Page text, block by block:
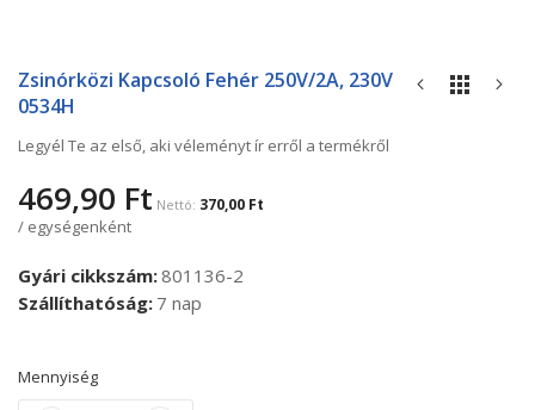
a
képgaléria
Zsinórközi Kapcsoló Fehér 250V/2A, 230V
0534H
Legyél Te az első, aki véleményt ír erről a termékről
469,90 Ft 370,00 Ft
/ egységenként
Gyári cikkszám 801136-2
Szállíthatóság 7 nap
Mennyiség